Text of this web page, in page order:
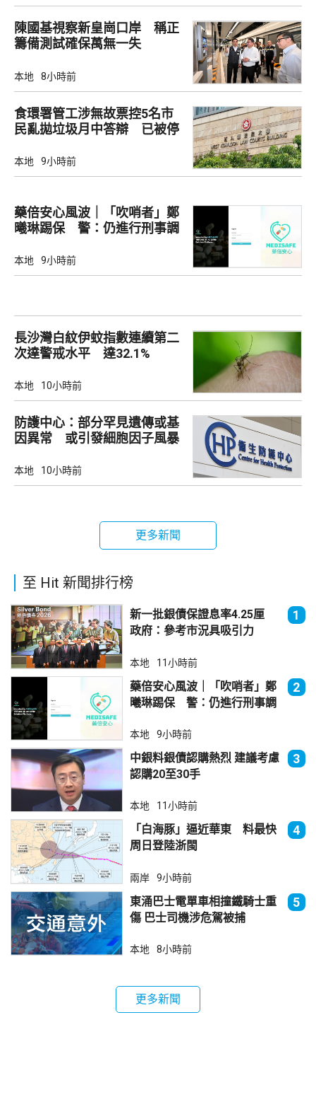
陳國基視察新皇崗口岸 稱正
籌備測試確保萬無一失
本地 8小時前
食環署管工涉無故票控5名市
民亂拋垃圾月中答辯 已被停
本地 9小時前
藥倍安心風波｜「吹哨者」鄭
曦琳踢保 警：仍進行刑事調
本地 9小時前
長沙灣白紋伊蚊指數連續第二
次達警戒水平 達32.1%
本地 10小時前
防護中心：部分罕見遺傳或基
因異常 或引發細胞因子風暴
本地 10小時前
更多新聞
至 Hit 新聞排行榜
新一批銀債保證息率4.25厘
政府：參考市況具吸引力
1
本地 11小時前
藥倍安心風波｜「吹哨者」鄭
曦琳踢保 警：仍進行刑事調
2
本地 9小時前
中銀料銀債認購熱烈 建議考慮
認購20至30手
3
本地 11小時前
「白海豚」逼近華東 料最快
周日登陸浙閩
4
兩岸 9小時前
東涌巴士電單車相撞鐵騎士重
傷 巴士司機涉危駕被捕
5
本地 8小時前
更多新聞